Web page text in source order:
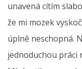
unavená cítím
že mi mozek
úplně neschopná.
jednoduchou práci